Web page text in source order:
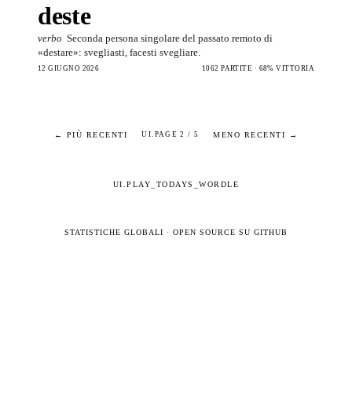
deste
verbo Seconda persona singolare del passato remoto di
«destare»: svegliasti, facesti svegliare.
12 GIUGNO 2026 1062 PARTITE · 68% VITTORIA
← PIÙ RECENTI UI.PAGE 2 / 5 MENO RECENTI →
UI.PLAY_TODAYS_WORDLE
STATISTICHE GLOBALI · OPEN SOURCE SU GITHUB